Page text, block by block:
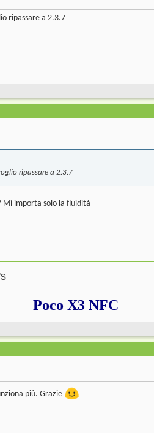
ripassare a 2.3.7
ripassare a 2.3.7
Mi importa solo la fluidità
Poco X3 NFC
più. Grazie